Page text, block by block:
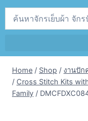
Home / Shop / งานปัก
/ Cross Stitch Kits
Family /